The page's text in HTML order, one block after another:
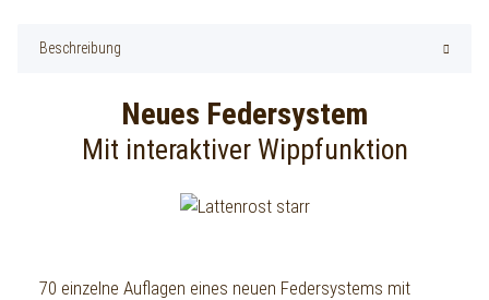
Beschreibung
Neues Federsystem
Mit interaktiver Wippfunktion
70 einzelne Auflagen eines neuen Federsystems mit